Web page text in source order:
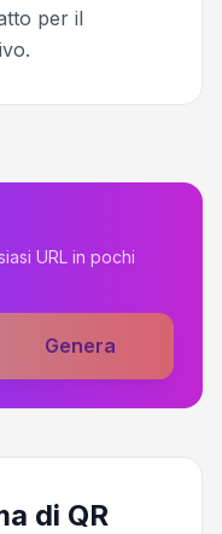
per il
URL in pochi
Genera
di QR